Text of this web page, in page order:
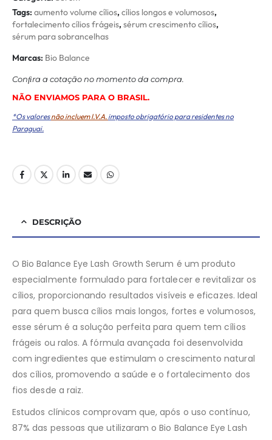
Tags: aumento volume cílios,cílios longos e volumosos,
fortalecimento cílios frágeis,sérum crescimento cílios,
sérum para sobrancelhas
Marcas: Bio Balance
Conﬁra a cotação no momento da compra.
NÃO ENVIAMOS PARA O BRASIL.
*Os valoresnão incluem I.V.A. imposto obrigatório para residentes no
Paraguai.
DESCRIÇÃO
O Bio Balance Eye Lash Growth Serum é um produto
especialmente formulado para fortalecer e revitalizar os
cílios, proporcionando resultados visíveis e eficazes. Ideal
para quem busca cílios mais longos, fortes e volumosos,
esse sérum é a solução perfeita para quem tem cílios
frágeis ou ralos. A fórmula avançada foi desenvolvida
com ingredientes que estimulam o crescimento natural
dos cílios, promovendo a saúde e o fortalecimento dos
fios desde a raiz.
Estudos clínicos comprovam que, após o uso contínuo,
87% das pessoas que utilizaram o Bio Balance Eye Lash